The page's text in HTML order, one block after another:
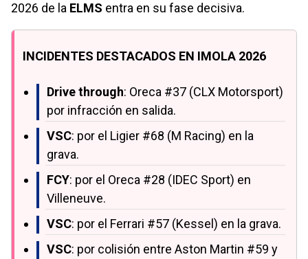
2026 de la ELMS entra en su fase decisiva.
INCIDENTES DESTACADOS EN IMOLA 2026
Drive through: Oreca #37 (CLX Motorsport)
por infracción en salida.
VSC: por el Ligier #68 (M Racing) en la
grava.
FCY: por el Oreca #28 (IDEC Sport) en
Villeneuve.
VSC: por el Ferrari #57 (Kessel) en la grava.
VSC: por colisión entre Aston Martin #59 y